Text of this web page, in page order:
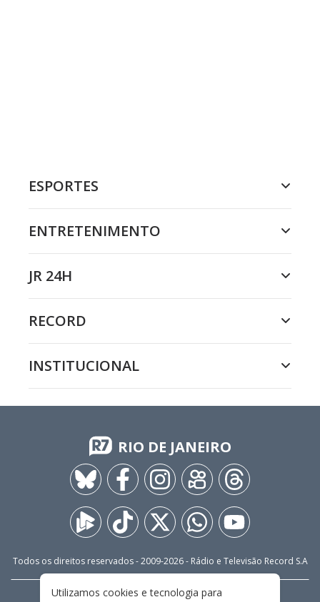
ESPORTES
ENTRETENIMENTO
JR 24H
RECORD
INSTITUCIONAL
RIO DE JANEIRO
Todos os direitos reservados - 2009-2026- Rádio e Televisão Record S.A
Utilizamos cookies e tecnologia para